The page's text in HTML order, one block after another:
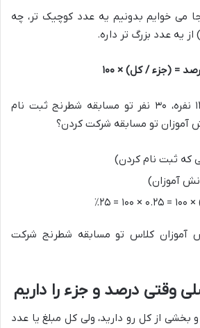
می خوایم بدونیم یه عدد کوچیک تر، چه
یه عدد بزرگ تر داره.
= (جزء / کل) × ۱۰۰
توی یه کلاس ۱۲۰ نفره، ۳۰ نفر تو مسابقه شطرنج ثبت نام
آموزان تو مسابقه شرکت کردن؟
دانش آموزان کلاس تو مسابقه شطرنج شرکت
وقتی درصد و جزء را داریم
از کل رو دارید، ولی کل مبلغ یا عدد